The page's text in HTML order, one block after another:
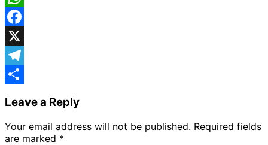
WhatsApp
Facebook
X
Telegram
Leave a Reply
Your email address will not be published. Required fields
are marked *